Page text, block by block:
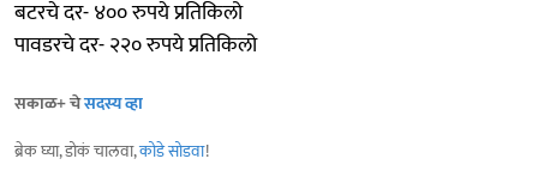
बटरचे दर- ४०० रुपये प्रतिकिलो
पावडरचे दर- २२० रुपये प्रतिकिलो
सकाळ+ चेसदस्य व्हा
ब्रेक घ्या, डोकं चालवा,कोडे सोडवा!